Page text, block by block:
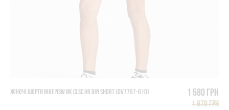
ЖІНОЧІ ШОРТИ NIKE NSW NK CLSC HR 8IN SHORT (DV7797-010) 1 580 грн
1 970 грн